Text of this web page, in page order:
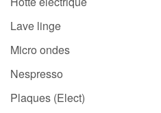
Lave linge
Micro ondes
Nespresso
Plaques (Elect)